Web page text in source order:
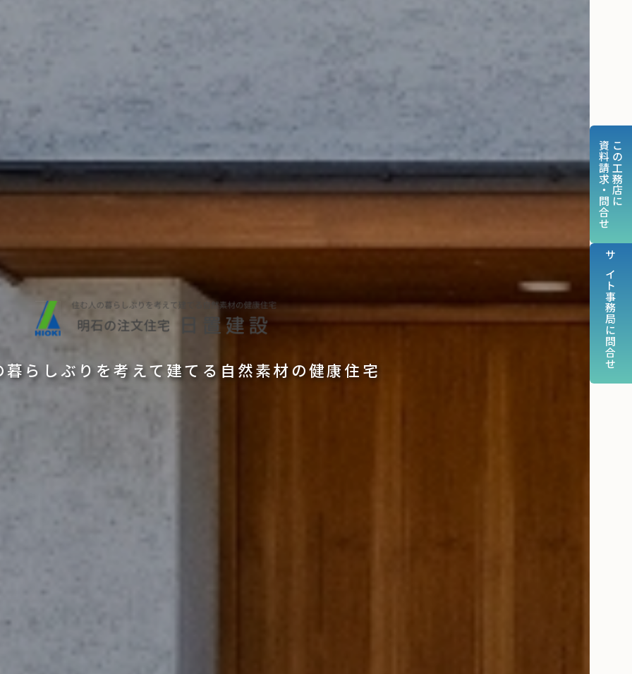
暮らしぶりを考えて建てる自然素材の健康住宅
この工務店に
資料請求・問合せ
サイト事務局に問合せ